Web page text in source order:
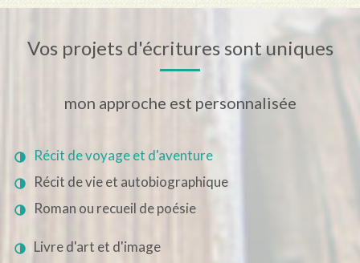
Vos projets d'écritures sont uniques
mon approche est personnalisée
Récit de voyage et d'aventure
Récit de vie et autobiographique
Roman ou recueil de poésie
Livre d'art et d'image